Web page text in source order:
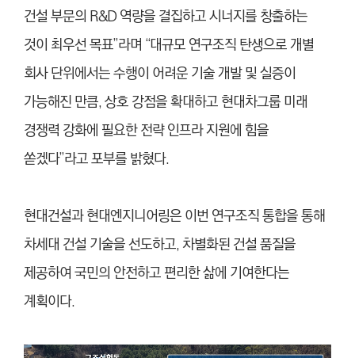
건설 부문의 R&D 역량을 결집하고 시너지를 창출하는
것이 최우선 목표”라며 “대규모 연구조직 탄생으로 개별
회사 단위에서는 수행이 어려운 기술 개발 및 실증이
가능해진 만큼, 상호 강점을 확대하고 현대차그룹 미래
경쟁력 강화에 필요한 전략 인프라 지원에 힘을
쏟겠다”라고 포부를 밝혔다.
현대건설과 현대엔지니어링은 이번 연구조직 통합을 통해
차세대 건설 기술을 선도하고, 차별화된 건설 품질을
제공하여 국민의 안전하고 편리한 삶에 기여한다는
계획이다.